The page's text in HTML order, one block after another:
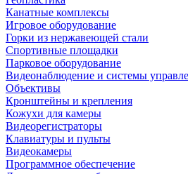
Канатные комплексы
Игровое оборудование
Горки из нержавеющей стали
Спортивные площадки
Парковое оборудование
Видеонаблюдение и системы
Объективы
Кронштейны и крепления
Кожухи для камеры
Видеорегистраторы
Клавиатуры и пульты
Видеокамеры
Программное обеспечение